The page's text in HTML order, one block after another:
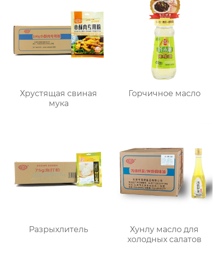
Хрустящая свиная
мука
Горчичное масло
Разрыхлитель
Хунлу масло для
холодных салатов